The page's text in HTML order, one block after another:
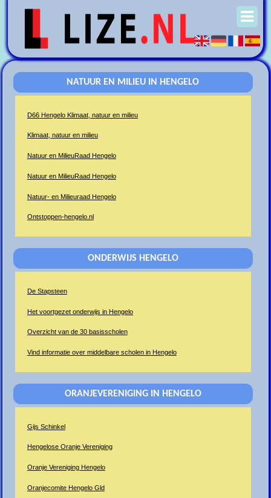
NATUUR EN MILIEU IN HENGELO
D66 Hengelo Klimaat, natuur en milieu
Klimaat, natuur en milieu
Natuur en MilieuRaad Hengelo
Natuur en MilieuRaad Hengelo
Natuur- en Milieuraad Hengelo
Ontstoppen-hengelo.nl
ONDERWIJS HENGELO
De Stapsteen
Het voortgezet onderwijs in Hengelo
Overzicht van de 30 basisscholen
Vind informatie over middelbare scholen in Hengelo
ORANJEVERENIGING IN HENGELO
Gijs Schinkel
Hengelose Oranje Vereniging
Oranje Vereniging Hengelo
Oranjecomite Hengelo Gld